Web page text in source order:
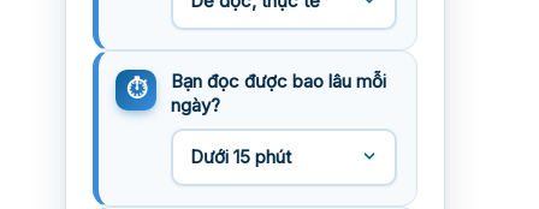
Bạn đọc được bao lâu mỗi
ngày?